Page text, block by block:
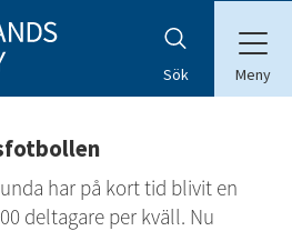
Sök Meny
har på kort tid blivit en
deltagare per kväll. Nu